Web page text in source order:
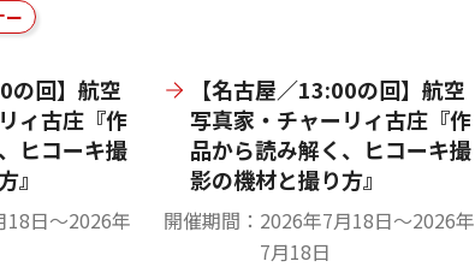
ー
の回】航空
ィ古庄『作
ヒコーキ撮
』
18日〜2026年
【名古屋／13:00の回】航空
写真家・チャーリィ古庄『作
品から読み解く、ヒコーキ撮
影の機材と撮り方』
開催期間
2026年7月18日〜2026年
7月18日